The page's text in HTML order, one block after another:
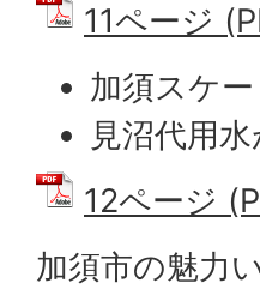
11ページ
加須スケ
見沼代用
12ページ
加須市の魅力